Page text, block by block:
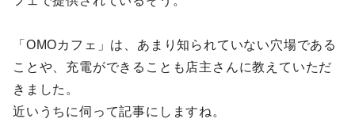
「OMOカフェ」は、あまり知られていない穴場である
ことや、充電ができることも店主さんに教えていただ
きました。
近いうちに伺って記事にしますね。